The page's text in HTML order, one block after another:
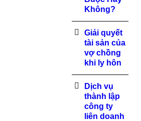
Không?
Giải quyết
tài sản của
vợ chồng
khi ly hôn
Dịch vụ
thành lập
công ty
liên doanh